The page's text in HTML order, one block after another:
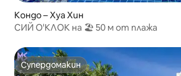
Кондо – Хуа Хин
СИЙ О'КЛОК на 🏖️ 50 м от плажа
Супердомакин
Супердомакин